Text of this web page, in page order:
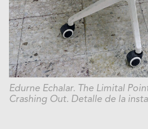
Edurne Echalar. The Limital
Crashing Out. Detalle de la